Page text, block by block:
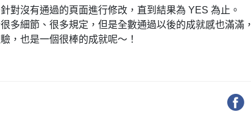
對沒有通過的頁面進行修改，直到結果為 YES 為止。
多細節、很多規定，但是全數通過以後的成就感也滿滿，
，也是一個很棒的成就呢～！